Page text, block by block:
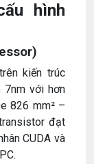
hình
kiến trúc
7nm với hơn
826 mm² –
đạt
CUDA và